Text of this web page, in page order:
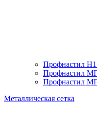
Профнастил
Профнастил
Профнастил
Металлическая сетка